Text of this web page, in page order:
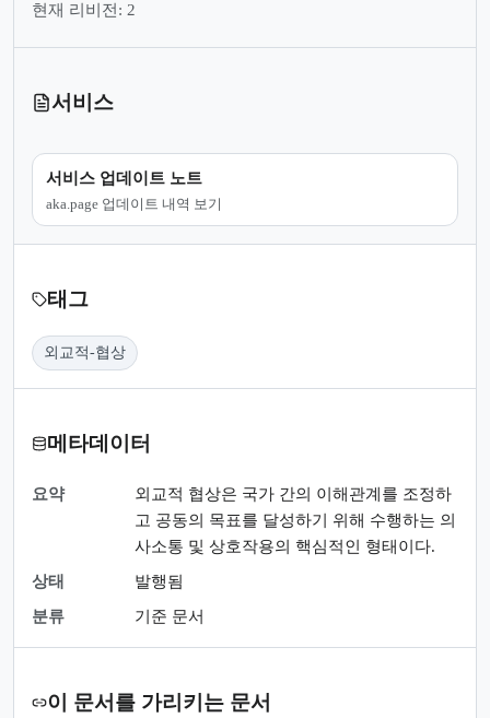
현재 리비전: 2
서비스
서비스 업데이트 노트
aka.page 업데이트 내역 보기
태그
외교적-협상
메타데이터
요약
외교적 협상은 국가 간의 이해관계를 조정하
고 공동의 목표를 달성하기 위해 수행하는 의
사소통 및 상호작용의 핵심적인 형태이다.
상태
발행됨
분류
기준 문서
이 문서를 가리키는 문서